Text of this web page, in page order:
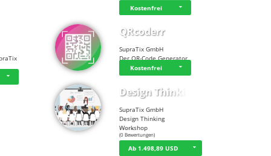
Kostenfrei
QRcoderr
SupraTix GmbH
Der QR-Code Generator
Kostenfrei
Design Thinking…
SupraTix GmbH
Design Thinking
Workshop
☆☆☆ ☆☆
(0 Bewertungen)
Ab 1.498,89 USD